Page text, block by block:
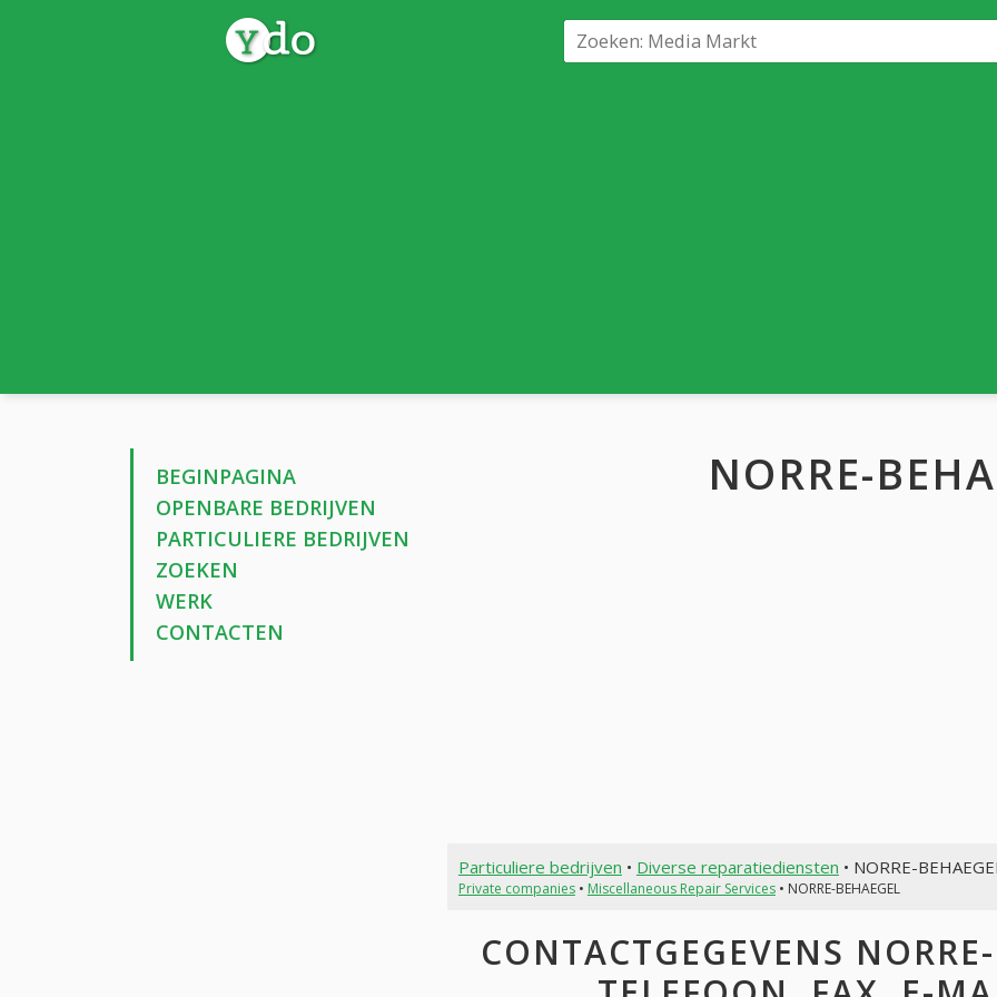
BEGINPAGINA
OPENBARE BEDRIJVEN
PARTICULIERE BEDRIJVEN
ZOEKEN
WERK
CONTACTEN
NORRE-
Particuliere bedrijven • Diverse reparatiediensten • NORRE-
Private companies• Miscellaneous Repair Services• NORRE-BEHAEGEL
CONTACTGEGEVENS